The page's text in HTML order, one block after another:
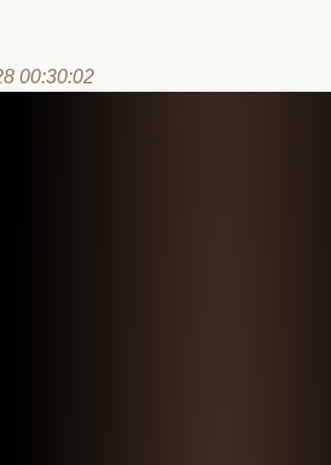
00:30:02